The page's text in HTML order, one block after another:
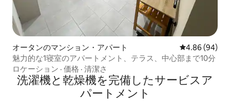
オータンのマンション・アパート レビュー94件
4.86 (94)
魅力的な1寝室のアパートメント、テラス、中心部まで10分
ロケーション · 価格 · 清潔さ
洗濯機と乾燥機を完備したサービスア
パートメント